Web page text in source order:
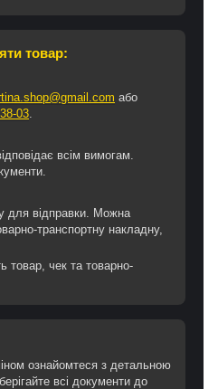
товар:
або
03
всім вимогам.
для відправки. Можна
транспортну накладну,
товар, чек та товарно-
ознайомтеся з детальною
всі документи до